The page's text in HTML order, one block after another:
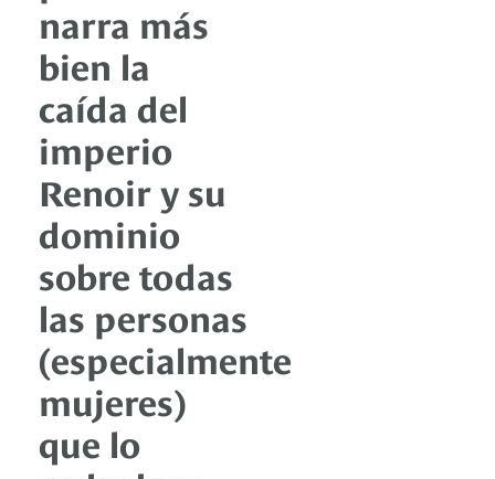
narra más
bien la
caída del
imperio
Renoir y su
dominio
sobre todas
las personas
(especialmente
mujeres)
que lo